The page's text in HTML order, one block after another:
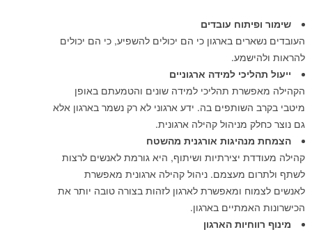
שימור ופיתוח עובדים
העובדים נשארים בארגון כי הם יכולים להשפיע, כי הם יכולים
להראות ולהישמע.
ייעול תהליכי למידה ארגוניים
הקהילה מאפשרת תהליכי למידה שונים והטמעתם באופן
מיטבי בקרב השותפים בה. ידע ארגוני לא רק נשמר בארגון אלא
גם נוצר כחלק מניהול קהילה ארגונית.
הצמחת מנהיגות אורגנית מהשטח
קהילה מעודדת יצירתיות ושיתוף, היא גורמת לאנשים לרצות
לשתף ולתרום מעצמם. ניהול קהילה ארגונית מאפשרת
לאנשים לצמוח ומאפשרת לארגון לזהות בצורה טובה יותר את
הכישרונות האמתיים בארגון.
מינוף רווחיות הארגון